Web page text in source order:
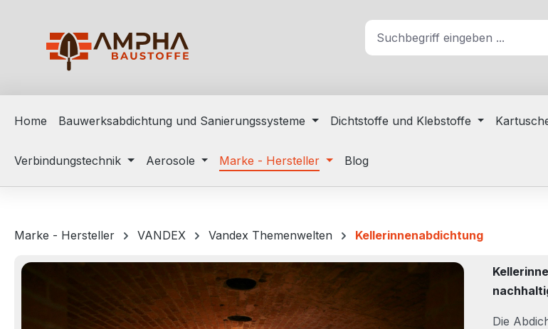
Home Bauwerksabdichtung und Sanierungssysteme Dichtstoffe und Klebstoffe
Verbindungstechnik Aerosole Marke - Hersteller Blog
Marke - Hersteller VANDEX Vandex Themenwelten Kellerinnenabdichtung
Die